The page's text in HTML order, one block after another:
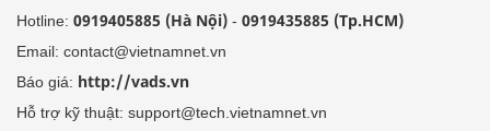
Hotline: 0919405885 (Hà Nội) - 0919435885 (Tp.HCM)
Email: contact@vietnamnet.vn
Báo giá: http://vads.vn
Hỗ trợ kỹ thuật: support@tech.vietnamnet.vn